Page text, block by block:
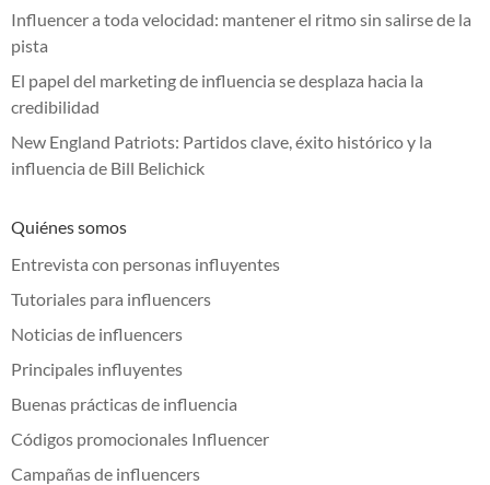
Influencer a toda velocidad: mantener el ritmo sin salirse de la
pista
El papel del marketing de influencia se desplaza hacia la
credibilidad
New England Patriots: Partidos clave, éxito histórico y la
influencia de Bill Belichick
Quiénes somos
Entrevista con personas influyentes
Tutoriales para influencers
Noticias de influencers
Principales influyentes
Buenas prácticas de influencia
Códigos promocionales Influencer
Campañas de influencers